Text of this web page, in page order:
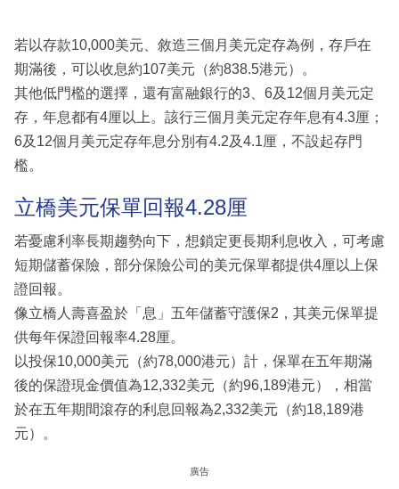
若以存款10,000美元、敘造三個月美元定存為例，存戶在
期滿後，可以收息約107美元（約838.5港元）。
其他低門檻的選擇，還有富融銀行的3、6及12個月美元定
存，年息都有4厘以上。該行三個月美元定存年息有4.3厘；
6及12個月美元定存年息分別有4.2及4.1厘，不設起存門
檻。
立橋美元保單回報4.28厘
若憂慮利率長期趨勢向下，想鎖定更長期利息收入，可考慮
短期儲蓄保險，部分保險公司的美元保單都提供4厘以上保
證回報。
像立橋人壽喜盈於「息」五年儲蓄守護保2，其美元保單提
供每年保證回報率4.28厘。
以投保10,000美元（約78,000港元）計，保單在五年期滿
後的保證現金價值為12,332美元（約96,189港元），相當
於在五年期間滾存的利息回報為2,332美元（約18,189港
元）。
廣告